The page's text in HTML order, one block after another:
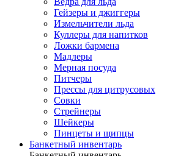
Гейзеры и джиггеры
Измельчители льда
Куллеры для напитков
Ложки бармена
Мадлеры
Мерная посуда
Питчеры
Прессы для цитрусовых
Совки
Стрейнеры
Шейкеры
Пинцеты и щипцы
Банкетный инвентарь